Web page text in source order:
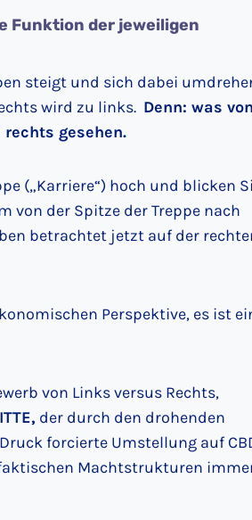
Funktion der jeweiligen
steigt und sich dabei
wird zu links. Denn: was von
gesehen.
(„Karriere“) hoch und blicken
von der Spitze der Treppe nach
betrachtet jetzt auf der
Perspektive, es ist
von Links versus Rechts,
der durch den drohenden
forcierte Umstellung auf
Machtstrukturen